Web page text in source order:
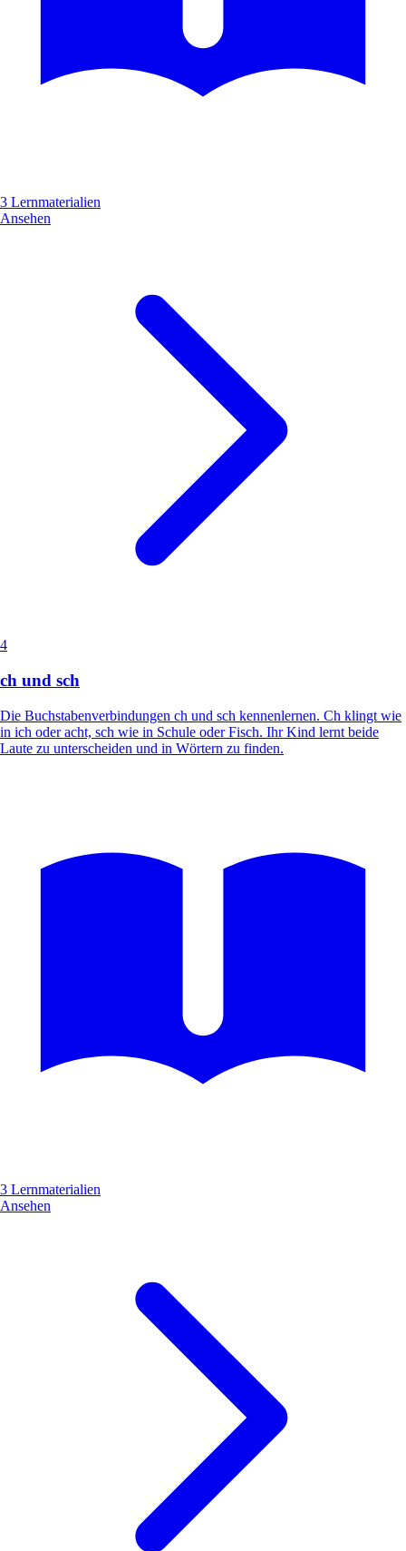
3 Lernmaterialien
Ansehen
4
ch und sch
Die Buchstabenverbindungen ch und sch kennenlernen. Ch klingt wie
in ich oder acht, sch wie in Schule oder Fisch. Ihr Kind lernt beide
Laute zu unterscheiden und in Wörtern zu finden.
3 Lernmaterialien
Ansehen